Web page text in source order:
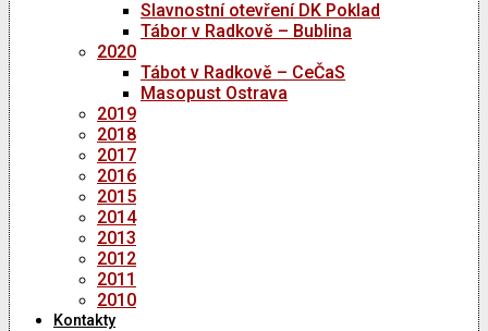
Slavnostní otevření DK Poklad
Tábor v Radkově – Bublina
2020
Tábot v Radkově – CeČaS
Masopust Ostrava
2019
2018
2017
2016
2015
2014
2013
2012
2011
2010
Kontakty